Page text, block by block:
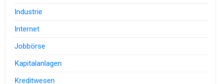
Industrie
Internet
Jobbörse
Kapitalanlagen
Kreditwesen